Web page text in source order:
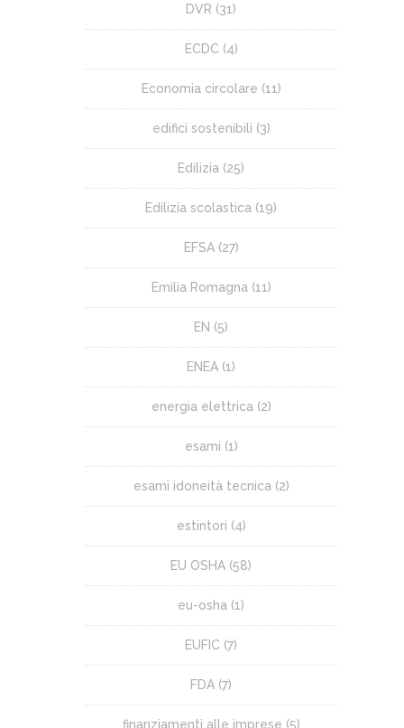
DVR (31)
ECDC (4)
Economia circolare (11)
edifici sostenibili (3)
Edilizia (25)
Edilizia scolastica (19)
EFSA(27)
Emilia Romagna (11)
EN (5)
ENEA (1)
energia elettrica (2)
esami (1)
esami idoneità tecnica (2)
estintori (4)
EU OSHA (58)
eu-osha (1)
EUFIC (7)
FDA (7)
finanziamenti alle imprese (5)